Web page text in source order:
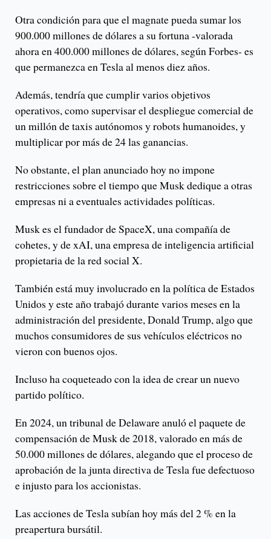
Otra condición para que el magnate pueda sumar los
900.000 millones de dólares a su fortuna -valorada
ahora en 400.000 millones de dólares, según Forbes- es
que permanezca en Tesla al menos diez años.
Además, tendría que cumplir varios objetivos
operativos, como supervisar el despliegue comercial de
un millón de taxis autónomos y robots humanoides, y
multiplicar por más de 24 las ganancias.
No obstante, el plan anunciado hoy no impone
restricciones sobre el tiempo que Musk dedique a otras
empresas ni a eventuales actividades políticas.
Musk es el fundador de SpaceX, una compañía de
cohetes, y de xAI, una empresa de inteligencia artificial
propietaria de la red social X.
También está muy involucrado en la política de Estados
Unidos y este año trabajó durante varios meses en la
administración del presidente, Donald Trump, algo que
muchos consumidores de sus vehículos eléctricos no
vieron con buenos ojos.
Incluso ha coqueteado con la idea de crear un nuevo
partido político.
En 2024, un tribunal de Delaware anuló el paquete de
compensación de Musk de 2018, valorado en más de
50.000 millones de dólares, alegando que el proceso de
aprobación de la junta directiva de Tesla fue defectuoso
e injusto para los accionistas.
Las acciones de Tesla subían hoy más del 2 % en la
preapertura bursátil.